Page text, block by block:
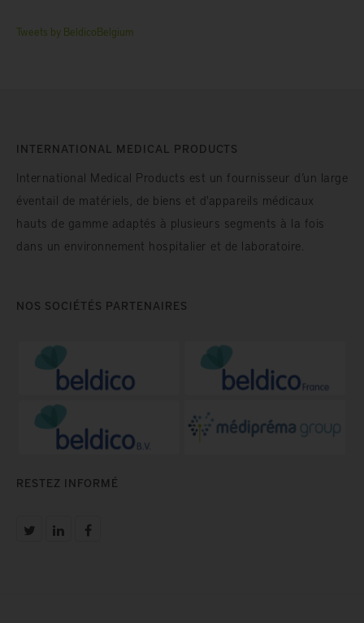
Tweets by BeldicoBelgium
INTERNATIONAL MEDICAL PRODUCTS
International Medical Products est un fournisseur d’un large
éventail de matériels, de biens et d'appareils médicaux
hauts de gamme adaptés à plusieurs segments à la fois
dans un environnement hospitalier et de laboratoire.
NOS SOCIÉTÉS PARTENAIRES
RESTEZ INFORMÉ